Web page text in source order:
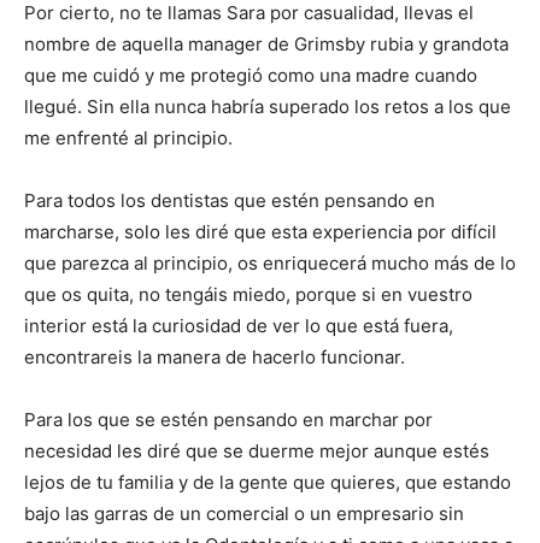
Por cierto, no te llamas Sara por casualidad, llevas el
nombre de aquella manager de Grimsby rubia y grandota
que me cuidó y me protegió como una madre cuando
llegué. Sin ella nunca habría superado los retos a los que
me enfrenté al principio.
Para todos los dentistas que estén pensando en
marcharse, solo les diré que esta experiencia por difícil
que parezca al principio, os enriquecerá mucho más de lo
que os quita, no tengáis miedo, porque si en vuestro
interior está la curiosidad de ver lo que está fuera,
encontrareis la manera de hacerlo funcionar.
Para los que se estén pensando en marchar por
necesidad les diré que se duerme mejor aunque estés
lejos de tu familia y de la gente que quieres, que estando
bajo las garras de un comercial o un empresario sin